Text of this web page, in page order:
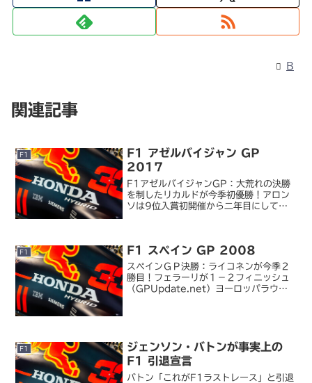
B
関連記事
F1
F1 アゼルバイジャン GP
2017
F1アゼルバイジャンGP：大荒れの決勝
を制したリカルドが今季初優勝！アロン
ソは9位入賞初開催から二年目にして
ミルトンも表彰台に...
F1 F1 スペイン GP 2008
スペインＧＰ決勝：ライコネンが今季２
勝目！フェラーリが１－２フィニッシュ
（GPUpdate.net）ヨーロッパラウン
F1
ジェンソン・バトンが事実上の
F1 引退宣言
バトン「これがF1ラストレース」と引退